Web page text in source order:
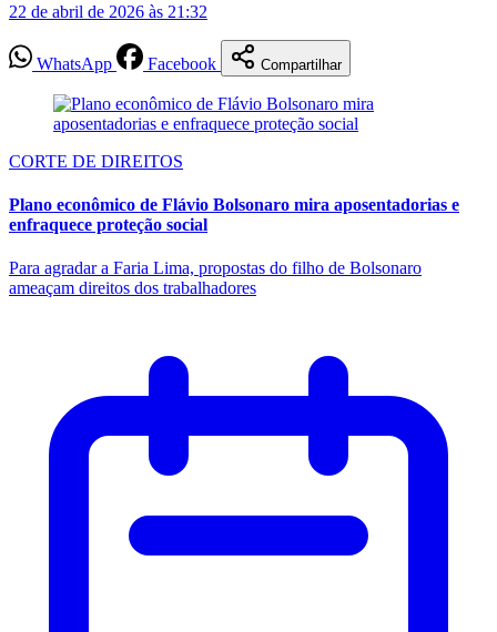
22 de abril de 2026 às 21:32
WhatsApp Facebook Compartilhar
CORTE DE DIREITOS
Plano econômico de Flávio Bolsonaro mira aposentadorias e
enfraquece proteção social
Para agradar a Faria Lima, propostas do filho de Bolsonaro
ameaçam direitos dos trabalhadores